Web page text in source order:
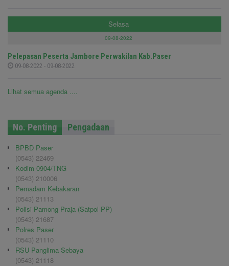
Selasa
09-08-2022
Pelepasan Peserta Jambore Perwakilan Kab.Paser
09-08-2022 - 09-08-2022
Lihat semua agenda ....
No. Penting Pengadaan
BPBD Paser
(0543) 22469
Kodim 0904/TNG
(0543) 210006
Pemadam Kebakaran
(0543) 21113
Polisi Pamong Praja (Satpol PP)
(0543) 21687
Polres Paser
(0543) 21110
RSU Panglima Sebaya
(0543) 21118